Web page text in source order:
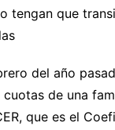
tengan que
del año
de una
que es el